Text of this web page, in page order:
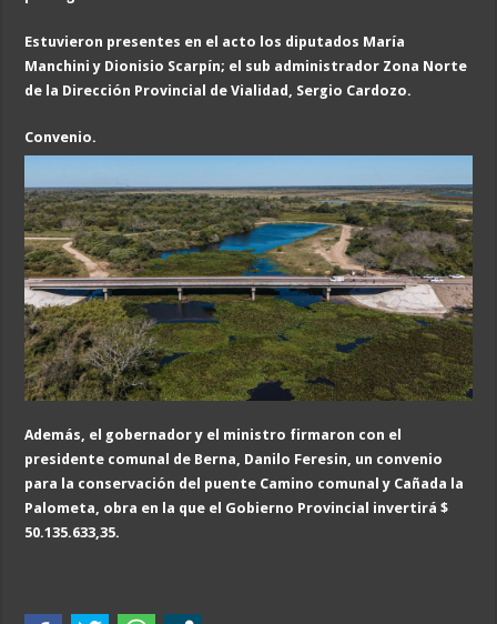
Estuvieron presentes en el acto los diputados María
Manchini y Dionisio Scarpín; el sub administrador Zona Norte
de la Dirección Provincial de Vialidad, Sergio Cardozo.
Convenio.
Además, el gobernador y el ministro firmaron con el
presidente comunal de Berna, Danilo Feresin, un convenio
para la conservación del puente Camino comunal y Cañada la
Palometa, obra en la que el Gobierno Provincial invertirá $
50.135.633,35.